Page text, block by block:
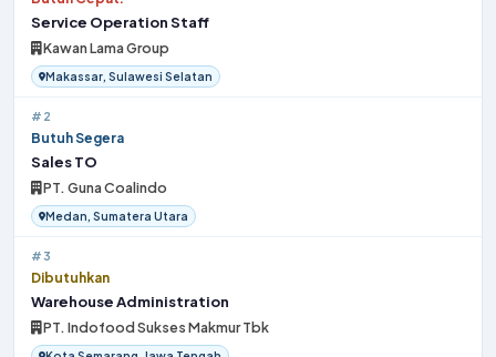
Service Operation Staff
Kawan Lama Group
Makassar, Sulawesi Selatan
#2
Butuh Segera
Sales TO
PT. Guna Coalindo
Medan, Sumatera Utara
#3
Dibutuhkan
Warehouse Administration
PT. Indofood Sukses Makmur Tbk